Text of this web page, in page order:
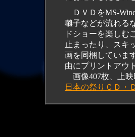
ＤＶＤをMS-
囃子などが流れる
ドショーを楽しむ
止まったり、スキ
画を同梱していま
由にプリントアウ
日本の祭りＣＤ・